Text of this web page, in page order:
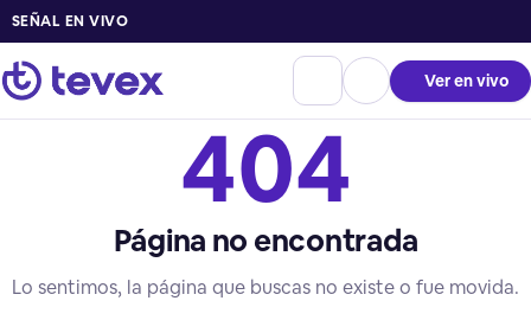
SEÑAL EN VIVO
Ver en vivo
404
Página no encontrada
Lo sentimos, la página que buscas no existe o fue movida.